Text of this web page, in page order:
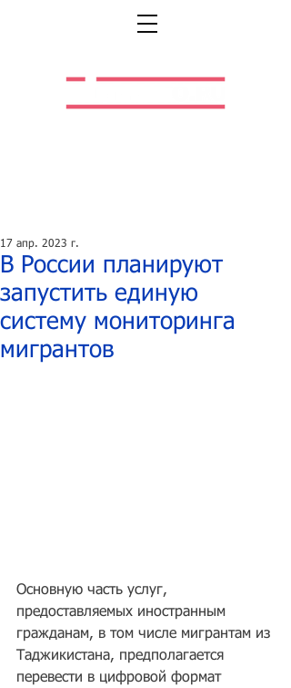
В России планируют
запустить единую
систему мониторинга
мигрантов
17 апр. 2023 г.
Основную часть услуг,
предоставляемых иностранным
гражданам, в том числе мигрантам из
Таджикистана, предполагается
перевести в цифровой формат